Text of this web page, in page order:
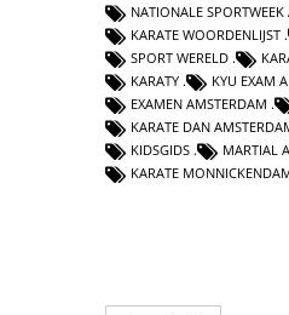
NATIONALE
KARATE WOORDENLIJST
SPORT WERELD
KARATY
KYU EXAM
EXAMEN AMSTERDAM
KARATE DAN
KIDSGIDS
MARTIAL
KARATE